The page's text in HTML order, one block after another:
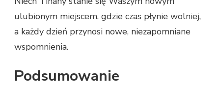
ulubionym miejscem, gdzie czas płynie wolniej,
a każdy dzień przynosi nowe, niezapomniane
wspomnienia.
Podsumowanie